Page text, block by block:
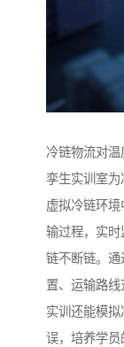
冷链物流对
孪生实训室
虚拟冷链环
输过程，实
链不断链。
置、运输路线
实训还能模
误，培养学